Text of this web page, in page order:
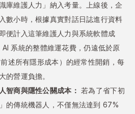
庫維護人力」納入考量。上線後，企
數小時，根據真實對話日誌進行資料
便計入這筆維護人力與系統軟體成
系統的整體維運花費，仍遠低於原
述所有隱形成本）的經常性開銷，每
的營運負擔。
智商與隱性公關成本： 若為了省下初
的傳統機器人，不僅無法達到 67%